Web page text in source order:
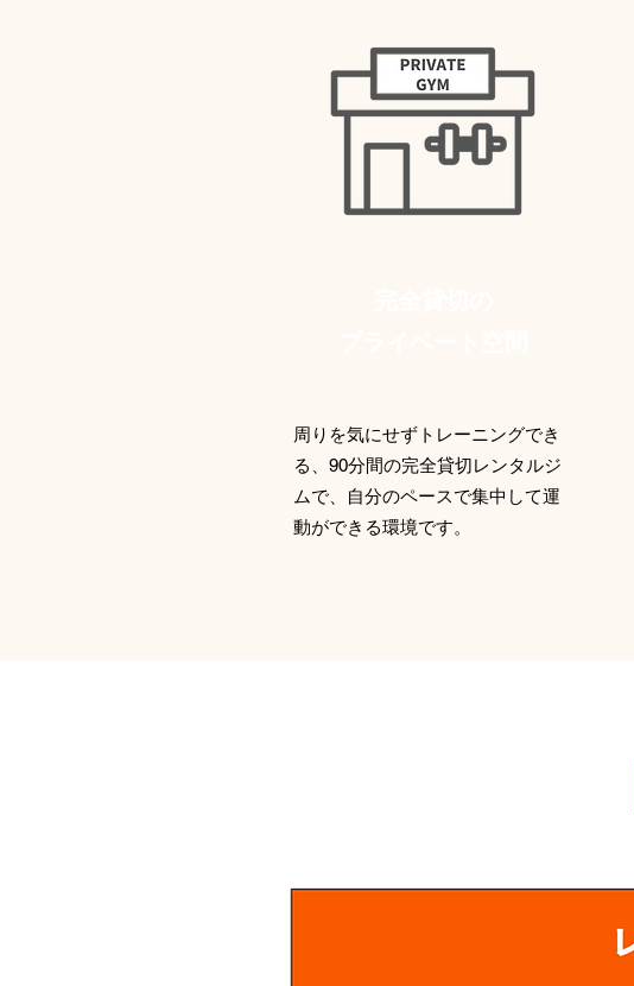
周りを気にせずトレーニングでき
る、90分間の完全貸切レンタルジ
ムで、自分のペースで集中して運
動ができる環境です。